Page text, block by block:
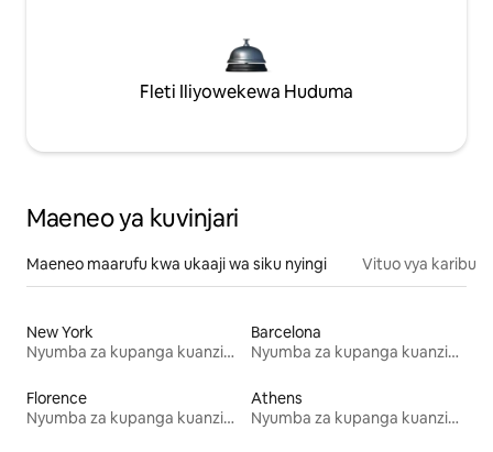
Fleti Iliyowekewa Huduma
Maeneo ya kuvinjari
Maeneo maarufu kwa ukaaji wa siku nyingi Vituo vya karibu
New York
Nyumba za kupanga kuanzia mwezi mmoja
Barcelona
Nyumba za kupanga kuanzia mwezi mmoja
Florence
Nyumba za kupanga kuanzia mwezi mmoja
Athens
Nyumba za kupanga kuanzia mwezi mmoja